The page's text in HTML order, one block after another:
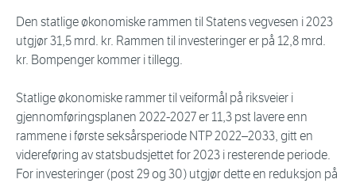
Den statlige økonomiske rammen til Statens vegvesen i 2023
utgjør 31,5 mrd. kr. Rammen til investeringer er på 12,8 mrd.
kr. Bompenger kommer i tillegg.
Statlige økonomiske rammer til veiformål på riksveier i
gjennomføringsplanen 2022-2027 er 11,3 pst lavere enn
rammene i første seksårsperiode NTP 2022–2033, gitt en
videreføring av statsbudsjettet for 2023 i resterende periode.
For investeringer (post 29 og 30) utgjør dette en reduksjon på